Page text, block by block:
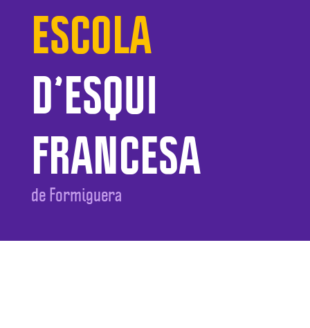
ESCOLA
D’ESQUI
FRANCESA
de Formiguera